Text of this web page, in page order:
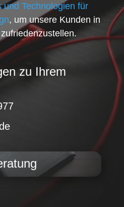
und Technologien für
, um unsere Kunden in
zu Ihrem